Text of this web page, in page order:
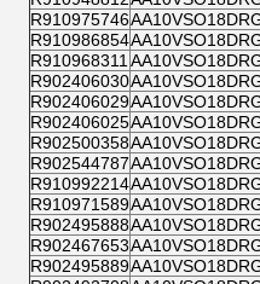
R910975746
R910986854
R910968311
R902406030
R902406029
R902406025
R902500358
R902544787
R910992214
R910971589
R902495888
R902467653
R902495889